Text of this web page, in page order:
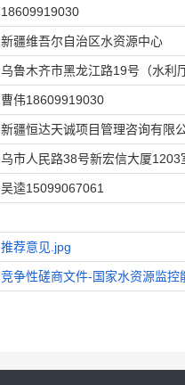
18609919030
新疆维吾尔自治区水资源中心
乌鲁木齐市黑龙江路19号（水利
曹伟18609919030
新疆恒达天诚项目管理咨询有限
乌市人民路38号新宏信大厦1203
吴逵15099067061
推荐意见.jpg
竞争性磋商文件-国家水资源监